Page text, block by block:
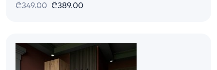
₾349.00 ₾389.00